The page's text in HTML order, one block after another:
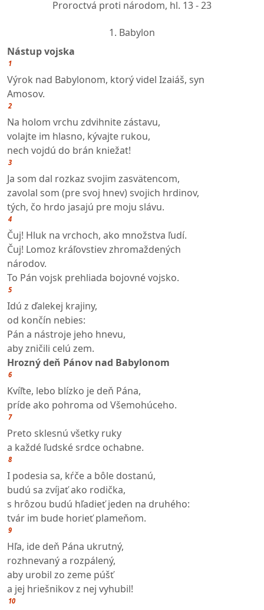
Proroctvá proti národom, hl. 13 - 23
1. Babylon
Nástup vojska
1
Výrok nad Babylonom, ktorý videl Izaiáš, syn
Amosov.
2
Na holom vrchu zdvihnite zástavu,
volajte im hlasno, kývajte rukou,
nech vojdú do brán kniežat!
3
Ja som dal rozkaz svojim zasvätencom,
zavolal som (pre svoj hnev) svojich hrdinov,
tých, čo hrdo jasajú pre moju slávu.
4
Čuj! Hluk na vrchoch, ako množstva ľudí.
Čuj! Lomoz kráľovstiev zhromaždených
národov.
To Pán vojsk prehliada bojovné vojsko.
5
Idú z ďalekej krajiny,
od končín nebies:
Pán a nástroje jeho hnevu,
aby zničili celú zem.
Hrozný deň Pánov nad Babylonom
6
Kvíľte, lebo blízko je deň Pána,
príde ako pohroma od Všemohúceho.
7
Preto sklesnú všetky ruky
a každé ľudské srdce ochabne.
8
I podesia sa, kŕče a bôle dostanú,
budú sa zvíjať ako rodička,
s hrôzou budú hľadieť jeden na druhého:
tvár im bude horieť plameňom.
9
Hľa, ide deň Pána ukrutný,
rozhnevaný a rozpálený,
aby urobil zo zeme púšť
a jej hriešnikov z nej vyhubil!
10